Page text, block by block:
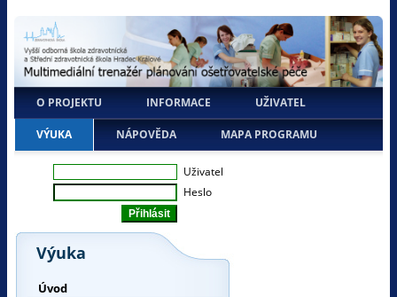
O PROJEKTU INFORMACE UŽIVATEL
VÝUKA NÁPOVĚDA MAPA PROGRAMU
Uživatel
Heslo
Výuka
Úvod